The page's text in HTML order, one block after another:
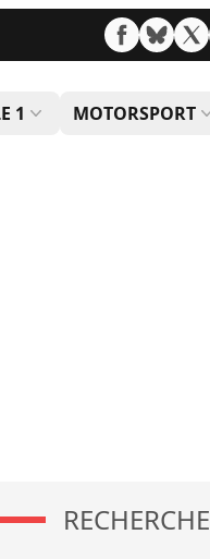
1 MOTORSPORT
RECHERCHE